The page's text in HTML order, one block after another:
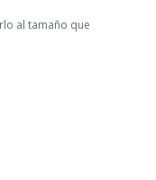
al tamaño que